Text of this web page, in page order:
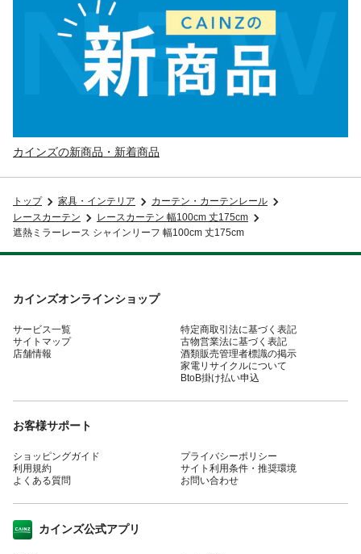
カインズの新商品・新着商品
トップ 家具・インテリア
カーテン・カーテンレール
レースカーテン
レースカーテン 幅100cm 丈175cm
遮熱ミラーレース シャインリーフ 幅100cm 丈175cm
カインズオンラインショップ
サービス一覧
サイトマップ
店舗情報
特定商取引法に基づく表記
古物営業法に基づく表記
酒類販売管理者標識の掲示
家電リサイクルについて
BtoB掛け払い申込
お客様サポート
ショッピングガイド
利用規約
よくある質問
プライバシーポリシー
サイト利用条件・推奨環境
お問い合わせ
カインズ公式アプリ